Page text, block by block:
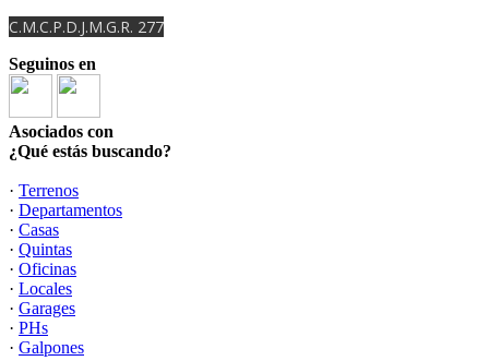
C.M.C.P.D.J.M.G.R. 277
Seguinos en
Asociados con
¿Qué estás buscando?
· Terrenos
· Departamentos
· Casas
· Quintas
· Oficinas
· Locales
· Garages
· PHs
· Galpones